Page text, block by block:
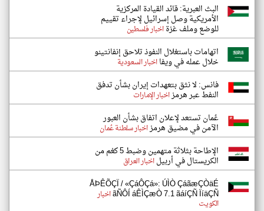
البث العبرية: قائد القيادة المركزية
الأمريكية وصل إسرائيل لإجراء تقييم
للوضع وملف غزةاخبار فلسطين
اتهامات باستغلال النفوذ تلاحق إنفانتينو
خلال عمله في ويفااخبار السعودية
فانس: لا نثق بتعهدات إيران بشأن تدفق
النفط عبر هرمزاخبار الإمارات
عُمان تستعد لإعلان اتفاق بشأن العبور
الآمن في مضيق هرمزاخبار سلطنة عُمان
الإطاحة بثلاثة متهمين وضبط 5 كغم من
الكريستال في أربيلاخبار العراق
ÅÞÊÕÇÏ / «ÇáÔÇá»: ÚÌÒ ÇáãæÇÒäÉ
ãÑÔÍ áÊÌÇæÒ 7.1 ãáíÇÑ ÏíäÇÑاخبار
الكويت